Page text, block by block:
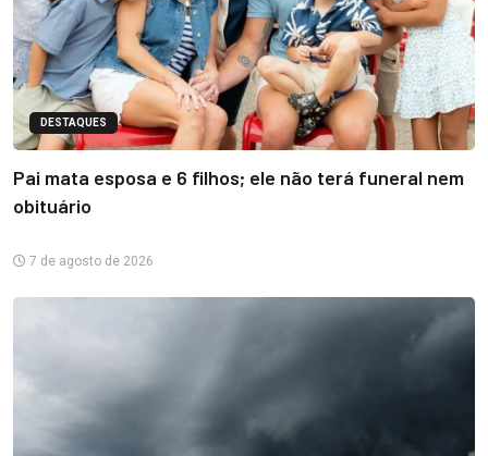
DESTAQUES
Pai mata esposa e 6 filhos; ele não terá funeral nem
obituário
7 de agosto de 2026